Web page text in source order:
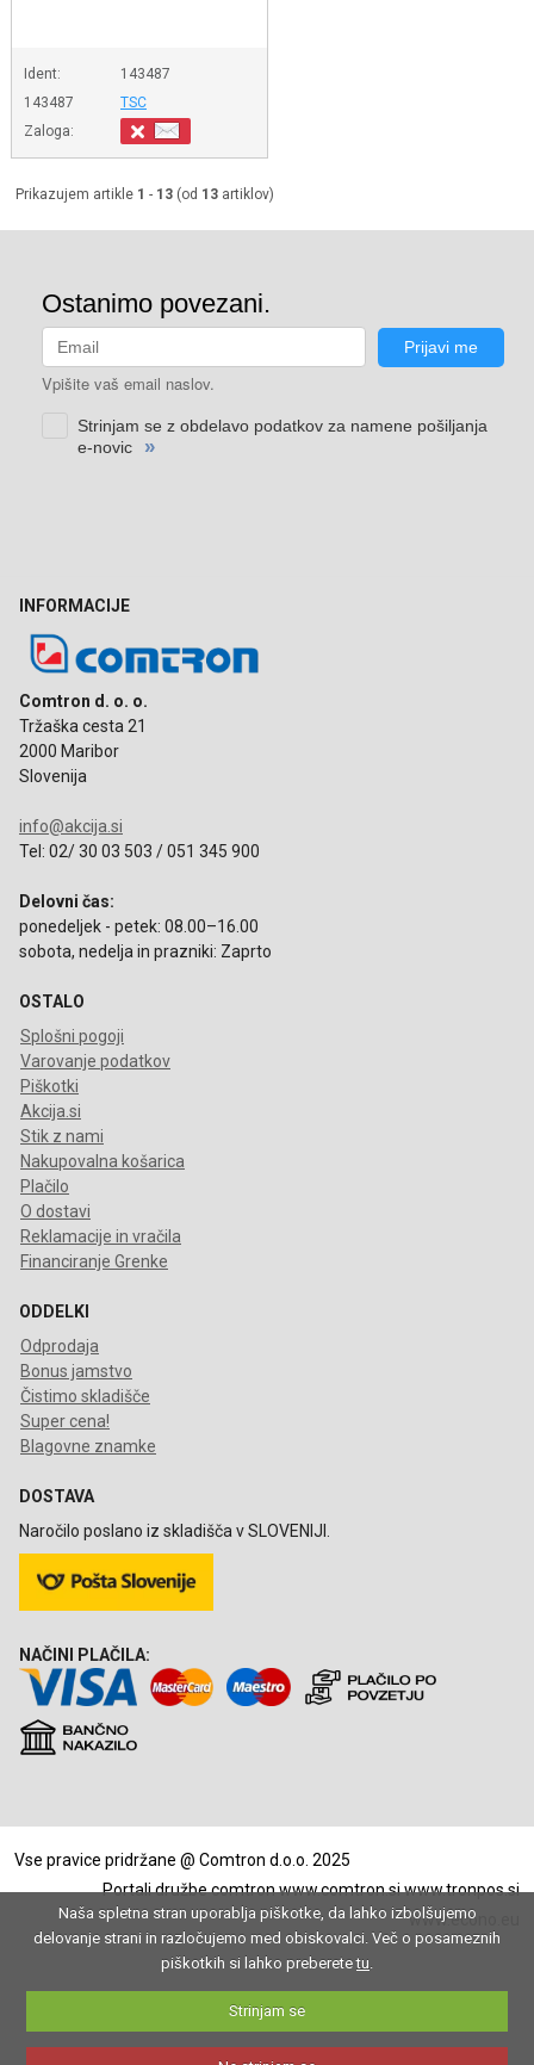
Ident:
143487
143487
TSC
Zaloga:
Prikazujem artikle 1 - 13 (od 13 artiklov)
INFORMACIJE
Comtron d. o. o.
Tržaška cesta 21
2000 Maribor
Slovenija
info@akcija.si
Tel: 02/ 30 03 503 / 051 345 900
Delovni čas:
ponedeljek - petek: 08.00–16.00
sobota, nedelja in prazniki: Zaprto
OSTALO
Splošni pogoji
Varovanje podatkov
Piškotki
Akcija.si
Stik z nami
Nakupovalna košarica
Plačilo
O dostavi
Reklamacije in vračila
Financiranje Grenke
ODDELKI
Odprodaja
Bonus jamstvo
Čistimo skladišče
Super cena!
Blagovne znamke
DOSTAVA
Naročilo poslano iz skladišča v SLOVENIJI.
NAČINI PLAČILA:
Vse pravice pridržane @ Comtron d.o.o. 2025
Portali družbe comtronwww.comtron.siwww.tronpos.si
www.econo.eu
Naša spletna stran uporablja piškotke, da lahko izbolšujemo
delovanje strani in razločujemo med obiskovalci. Več o posameznih
piškotkih si lahko preberetetu.
Strinjam se